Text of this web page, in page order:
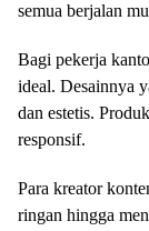
semua berjalan
Bagi pekerja
ideal. Desainnya
dan estetis.
responsif.
Para kreator
ringan hingga